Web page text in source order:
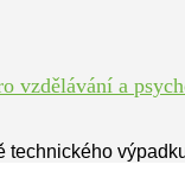
vzdělávání a